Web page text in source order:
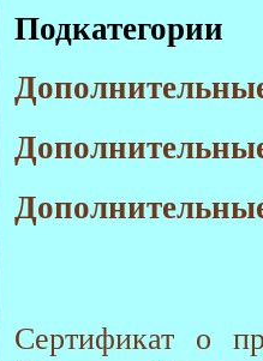
Подкатегории
Сертификат о